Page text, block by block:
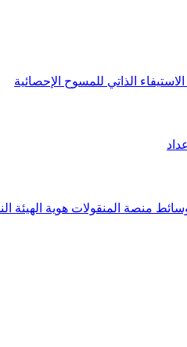
الذاتي للمسوح الإحصائية
منصة المنقولات هوية الهيئة